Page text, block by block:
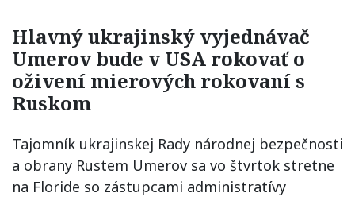
Hlavný ukrajinský vyjednávač
Umerov bude v USA rokovať o
oživení mierových rokovaní s
Ruskom
Tajomník ukrajinskej Rady národnej bezpečnosti
a obrany Rustem Umerov sa vo štvrtok stretne
na Floride so zástupcami administratívy